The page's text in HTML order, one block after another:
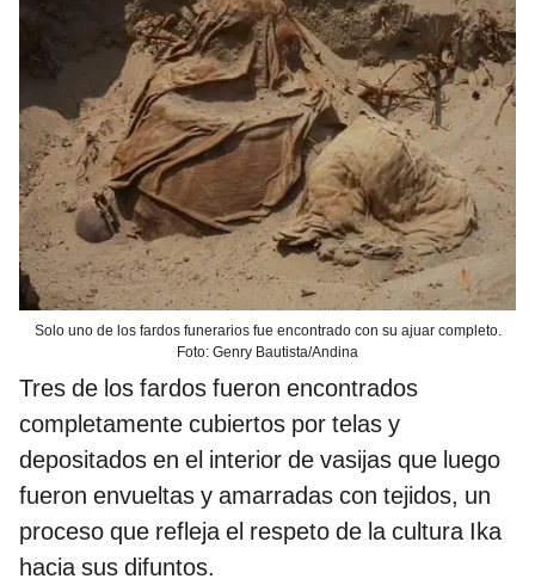
Solo uno de los fardos funerarios fue encontrado con su ajuar completo.
Foto: Genry Bautista/Andina
Tres de los fardos fueron encontrados
completamente cubiertos por telas y
depositados en el interior de vasijas que luego
fueron envueltas y amarradas con tejidos, un
proceso que refleja el respeto de la cultura Ika
hacia sus difuntos.